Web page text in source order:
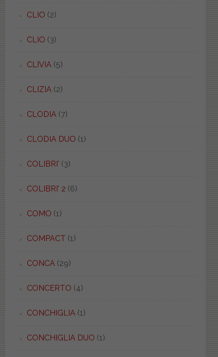
CLIO (2)
CLIO (3)
CLIVIA(5)
CLIZIA(2)
CLODIA(7)
CLODIA DUO (1)
COLIBRI' (3)
COLIBRI' 2 (6)
COMO (1)
COMPACT (1)
CONCA(29)
CONCERTO (4)
CONCHIGLIA(1)
CONCHIGLIA DUO (1)